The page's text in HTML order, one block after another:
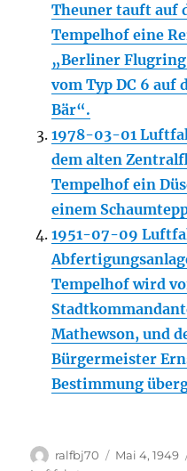
Theuner tauft auf
Tempelhof eine
„Berliner
vom Typ DC 6 auf
Bär“.
1978-03-01
dem alten
Tempelhof ein
einem
1951-07-09
Tempelhof wird
Mathewson, und
Bürgermeister
Bestimmung
Autor
ralfbj70 Mai 4, 1949